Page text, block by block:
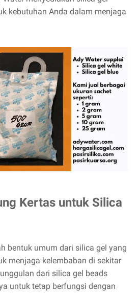
kebutuhan Anda dalam menjaga
Kertas untuk Silica
bentuk umum dari silica gel yang
menjaga kelembaban di sekitar
dari silica gel beads
untuk tetap berfungsi dengan